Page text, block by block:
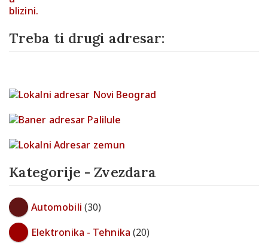
Treba ti drugi adresar:
Kategorije - Zvezdara
Automobili (30)
Elektronika - Tehnika (20)